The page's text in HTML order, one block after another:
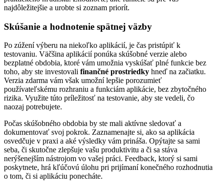
najdôležitejšie a urobte si zoznam priorít.
Skúšanie a hodnotenie spätnej väzby
Po zúžení výberu na niekoľko aplikácií, je čas pristúpiť k
testovaniu. Väčšina aplikácií ponúka skúšobné verzie alebo
bezplatné obdobia, ktoré vám umožnia vyskúšať plné funkcie bez
toho, aby ste investovali finančné prostriedky hneď na začiatku.
Verzia zdarma vám však umožní lepšie porozumieť
používateľskému rozhraniu a funkciám aplikácie, bez zbytočného
rizika. Využite túto príležitosť na testovanie, aby ste vedeli, čo
naozaj potrebujete.
Počas skúšobného obdobia by ste mali aktívne sledovať a
dokumentovať svoj pokrok. Zaznamenajte si, ako sa aplikácia
osvedčuje v praxi a aké výsledky vám prináša. Opýtajte sa sami
seba, či skutočne zlepšuje vašu produktivitu a či sa stáva
nerýšenejším nástrojom vo vašej práci. Feedback, ktorý si sami
poskytnete, hrá kľúčovú úlohu pri prijímaní konečného rozhodnutia
o tom, či si aplikáciu ponecháte.